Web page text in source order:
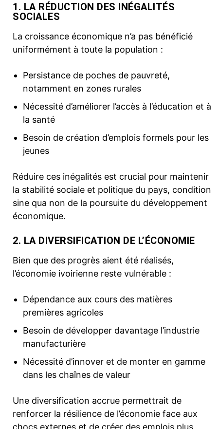
1. LA RÉDUCTION DES INÉGALITÉS
SOCIALES
La croissance économique n’a pas bénéficié
uniformément à toute la population :
Persistance de poches de pauvreté,
notamment en zones rurales
Nécessité d’améliorer l’accès à l’éducation et à
la santé
Besoin de création d’emplois formels pour les
jeunes
Réduire ces inégalités est crucial pour maintenir
la stabilité sociale et politique du pays, condition
sine qua non de la poursuite du développement
économique.
2. LA DIVERSIFICATION DE L’ÉCONOMIE
Bien que des progrès aient été réalisés,
l’économie ivoirienne reste vulnérable :
Dépendance aux cours des matières
premières agricoles
Besoin de développer davantage l’industrie
manufacturière
Nécessité d’innover et de monter en gamme
dans les chaînes de valeur
Une diversification accrue permettrait de
renforcer la résilience de l’économie face aux
chocs externes et de créer des emplois plus